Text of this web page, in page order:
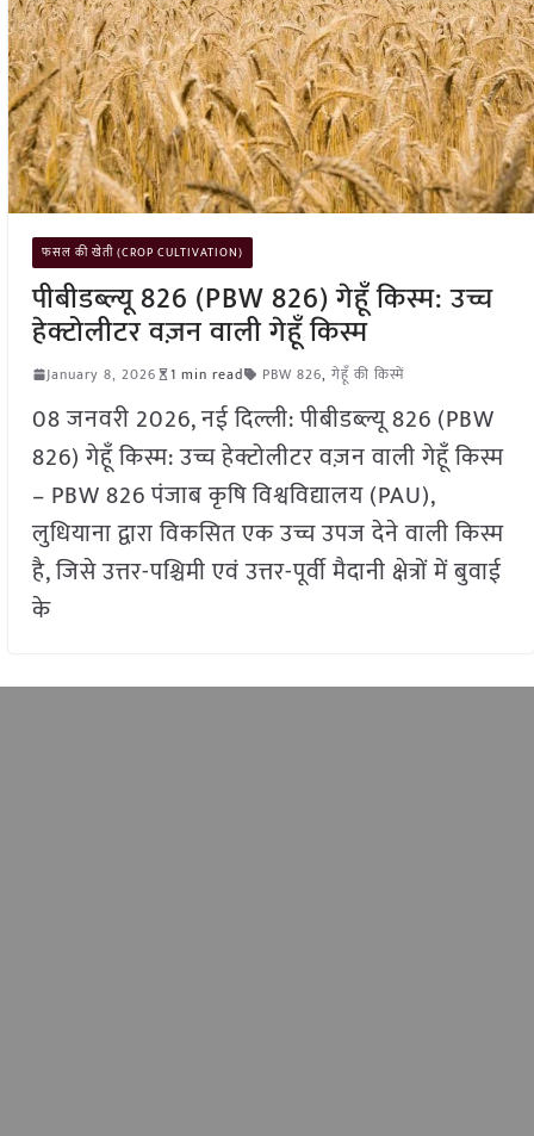
फसल की खेती (CROP CULTIVATION)
पीबीडब्ल्यू 826 (PBW 826) गेहूँ किस्म: उच्च
हेक्टोलीटर वज़न वाली गेहूँ किस्म
January 8, 2026 1 min read PBW 826, गेहूँ की किस्में
08 जनवरी 2026, नई दिल्ली: पीबीडब्ल्यू 826 (PBW
826) गेहूँ किस्म: उच्च हेक्टोलीटर वज़न वाली गेहूँ किस्म
– PBW 826 पंजाब कृषि विश्वविद्यालय (PAU),
लुधियाना द्वारा विकसित एक उच्च उपज देने वाली किस्म
है, जिसे उत्तर-पश्चिमी एवं उत्तर-पूर्वी मैदानी क्षेत्रों में बुवाई
के